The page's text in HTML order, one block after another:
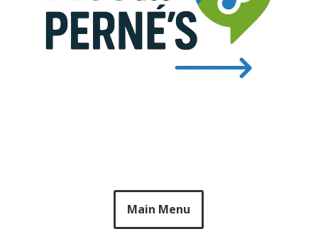
Main Menu